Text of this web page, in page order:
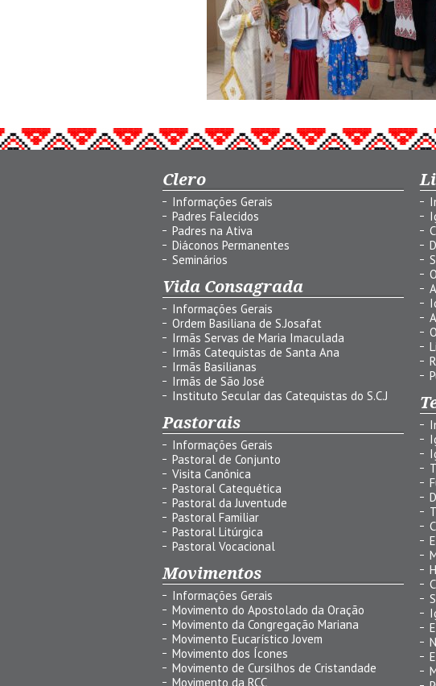
Clero
Informações Gerais
Padres Falecidos
Padres na Ativa
Diáconos Permanentes
Seminários
Vida Consagrada
Informações Gerais
Ordem Basiliana de S.Josafat
Irmãs Servas de Maria Imaculada
Irmãs Catequistas de Santa Ana
Irmãs Basilianas
Irmãs de São José
Instituto Secular das Catequistas do S.C.J
Pastorais
Informações Gerais
Pastoral de Conjunto
Visita Canônica
Pastoral Catequética
Pastoral da Juventude
Pastoral Familiar
Pastoral Litúrgica
Pastoral Vocacional
Movimentos
Informações Gerais
Movimento do Apostolado da Oração
Movimento da Congregação Mariana
Movimento Eucarístico Jovem
Movimento dos Ícones
Movimento de Cursilhos de Cristandade
Movimento da RCC